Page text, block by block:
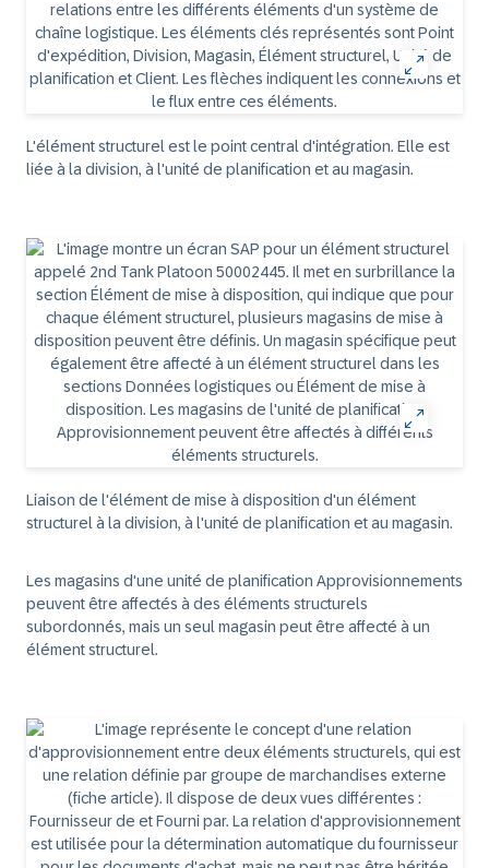
L'élément structurel est le point central d'intégration. Elle est
liée à la division, à l'unité de planification et au magasin.
Liaison de l'élément de mise à disposition d'un élément
structurel à la division, à l'unité de planification et au magasin.
Les magasins d'une unité de planification Approvisionnements
peuvent être affectés à des éléments structurels
subordonnés, mais un seul magasin peut être affecté à un
élément structurel.